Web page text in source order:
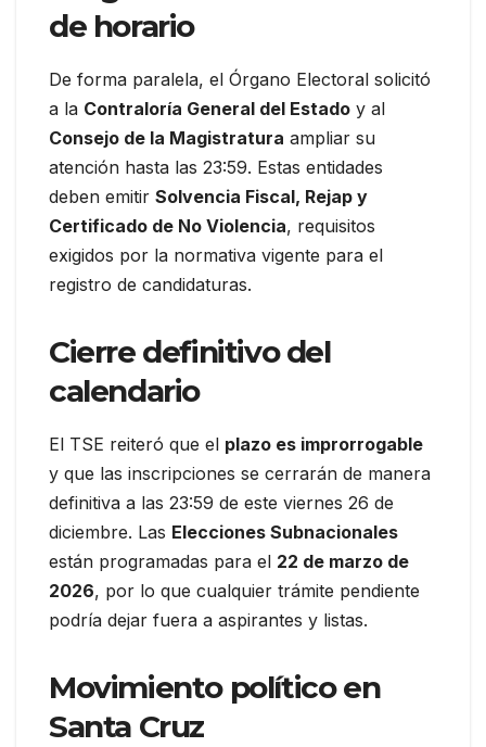
de horario
De forma paralela, el Órgano Electoral solicitó
a la Contraloría General del Estado y al
Consejo de la Magistratura ampliar su
atención hasta las 23:59. Estas entidades
deben emitir Solvencia Fiscal, Rejap y
Certificado de No Violencia, requisitos
exigidos por la normativa vigente para el
registro de candidaturas.
Cierre definitivo del
calendario
El TSE reiteró que el plazo es improrrogable
y que las inscripciones se cerrarán de manera
definitiva a las 23:59 de este viernes 26 de
diciembre. Las Elecciones Subnacionales
están programadas para el 22 de marzo de
2026, por lo que cualquier trámite pendiente
podría dejar fuera a aspirantes y listas.
Movimiento político en
Santa Cruz